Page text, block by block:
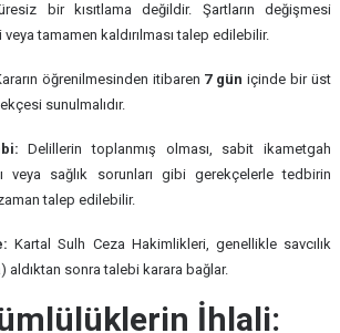
bir kısıtlama değildir. Şartların değişmesi
tamamen kaldırılması talep edilebilir.
öğrenilmesinden itibaren 7 gün içinde bir üst
sunulmalıdır.
Delillerin toplanmış olması, sabit ikametgah
veya sağlık sorunları gibi gerekçelerle tedbirin
zaman talep edilebilir.
Kartal Sulh Ceza Hakimlikleri, genellikle savcılık
aldıktan sonra talebi karara bağlar.
İhlali: